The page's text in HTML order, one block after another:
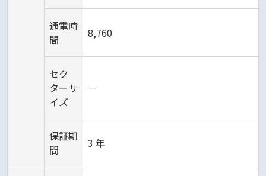
通電時
間
8,760
セク
ターサ
イズ
－
保証期
間
3 年